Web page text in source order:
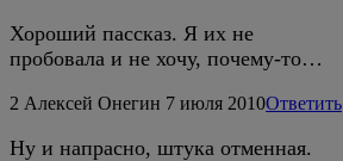
Хороший пассказ. Я их не
пробовала и не хочу, почему-то…
2 Алексей Онегин 7 июля 2010Ответить
Ну и напрасно, штука отменная.